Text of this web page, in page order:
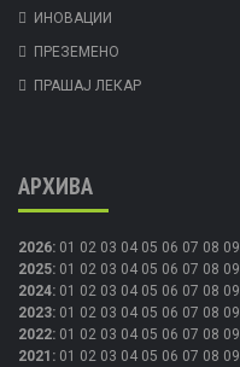
ИНОВАЦИИ
ПРЕЗЕМЕНО
ПРАШАЈ ЛЕКАР
АРХИВА
2026: 01 02 03 04 05 06 07 08 09
2025: 01 02 03 04 05 06 07 08 09
2024: 01 02 03 04 05 06 07 08 09
2023: 01 02 03 04 05 06 07 08 09
2022: 01 02 03 04 05 06 07 08 09
2021 : 01 02 03 04 05 06 07 08 09